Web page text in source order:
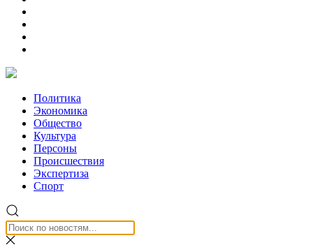
Политика
Экономика
Общество
Культура
Персоны
Происшествия
Экспертиза
Спорт